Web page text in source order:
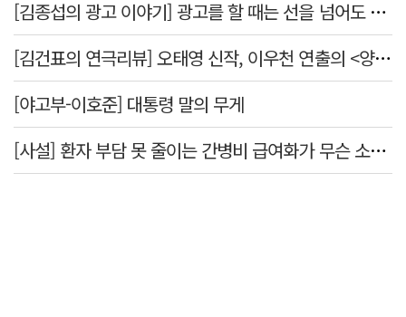
[김종섭의 광고 이야기] 광고를 할 때는 선을 넘어도 좋습니다.
[김건표의 연극리뷰] 오태영 신작, 이우천 연출의 <양은 양순하다>"국민을 온순한 양으로 길들이는 전체주의적 정치의 알레고리"
[야고부-이호준] 대통령 말의 무게
[사설] 환자 부담 못 줄이는 간병비 급여화가 무슨 소용인가